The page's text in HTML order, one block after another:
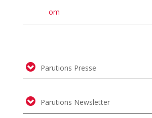
om
Parutions Presse
Parutions Newsletter